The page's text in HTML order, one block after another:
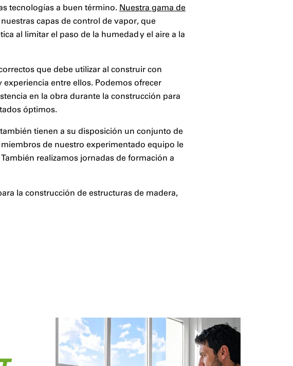
tecnologías a buen término. Nuestra gama de
capas de control de vapor, que
al limitar el paso de la humedad y el aire a la
que debe utilizar al construir con
entre ellos. Podemos ofrecer
en la obra durante la construcción para
óptimos.
tienen a su disposición un conjunto de
de nuestro experimentado equipo le
realizamos jornadas de formación a
la construcción de estructuras de madera,